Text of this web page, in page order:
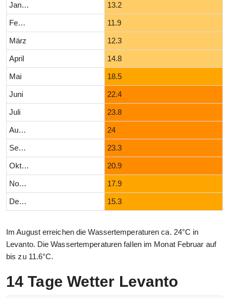
Januar 13.2
Februar 11.9
März 12.3
April 14.8
Mai 18.5
Juni 22.4
Juli 23.8
August 24
September 23.3
Oktober 20.9
November 17.9
Dezember 15.3
Im August erreichen die Wassertemperaturen ca. 24°C in
Levanto. Die Wassertemperaturen fallen im Monat Februar auf
bis zu 11.6°C.
14 Tage Wetter Levanto